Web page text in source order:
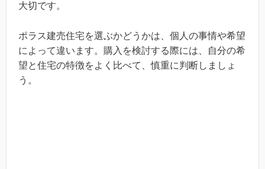
大切です。
ポラス建売住宅を選ぶかどうかは、個人の事情や希望
によって違います。購入を検討する際には、自分の希
望と住宅の特徴をよく比べて、慎重に判断しましょ
う。